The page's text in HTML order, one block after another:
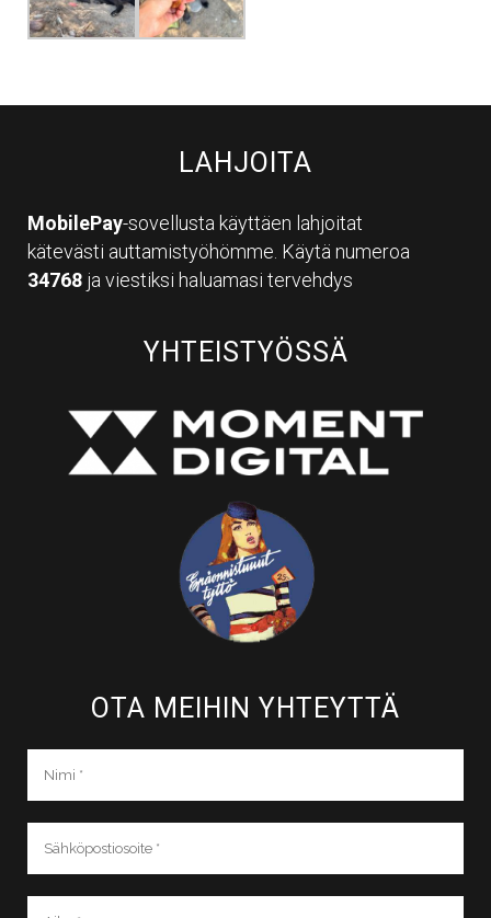
LAHJOITA
MobilePay-sovellusta käyttäen lahjoitat
kätevästi auttamistyöhömme. Käytä numeroa
34768 ja viestiksi haluamasi tervehdys
YHTEISTYÖSSÄ
OTA MEIHIN YHTEYTTÄ​